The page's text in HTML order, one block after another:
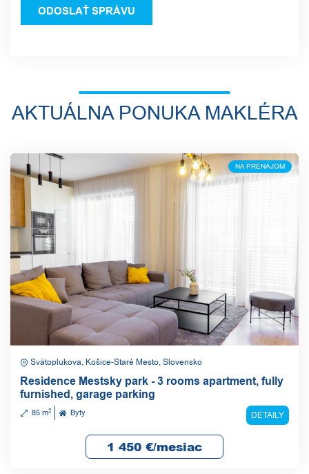
AKTUÁLNA PONUKA MAKLÉRA
NA PRENÁJOM
Svätoplukova, Košice-Staré Mesto, Slovensko
Residence Mestsky park - 3 rooms apartment, fully
furnished, garage parking
85 m2 Byty DETAILY
1 450 €/mesiac